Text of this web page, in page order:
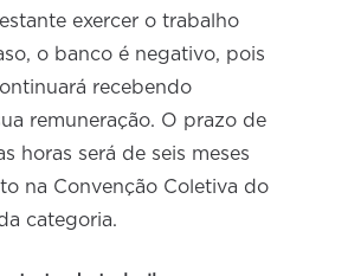
exercer o trabalho
o banco é negativo, pois
recebendo
remuneração. O prazo de
horas será de seis meses
na Convenção Coletiva do
categoria.